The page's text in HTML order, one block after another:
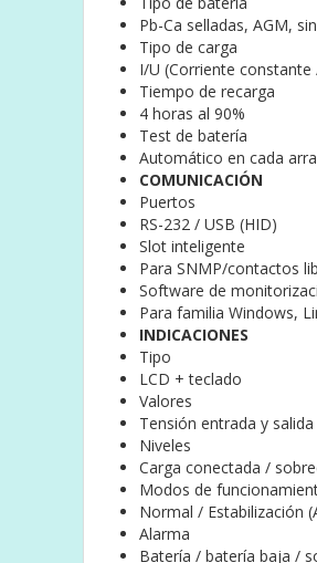
Pb-Ca selladas, AGM,
Tipo de carga
I/U (Corriente
Tiempo de recarga
4 horas al 90%
Test de batería
Automático en cada
COMUNICACIÓN
Puertos
RS-232 / USB (HID)
Slot inteligente
Para SNMP/contactos
Software de
Para familia Windows,
INDICACIONES
Tipo
LCD + teclado
Valores
Tensión entrada y
Niveles
Carga conectada /
Modos de
Normal / Estabilización
Alarma
Batería / batería baja /